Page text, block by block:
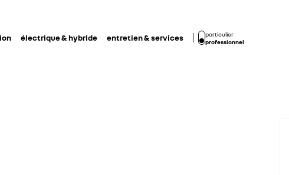
électrique & hybride entretien & services
particulier
professionnel